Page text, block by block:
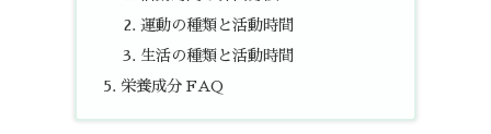
運動の種類と活動時間
生活の種類と活動時間
栄養成分 FAQ